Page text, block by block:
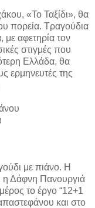
«To Ταξίδι», θα
πορεία. Τραγούδια
με αφετηρία τον
στιγμές που
Ελλάδα, θα
ερμηνευτές της
με πιάνο. Η
η Δάφνη Πανουργιά
το έργο “12+1
και στο